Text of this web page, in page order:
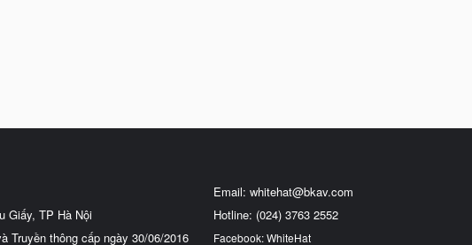
Giấy, TP Hà Nội
Truyền thông cấp ngày 30/06/2016
Email: whitehat@bkav.com
Hotline: (024) 3763 2552
Facebook: WhiteHat